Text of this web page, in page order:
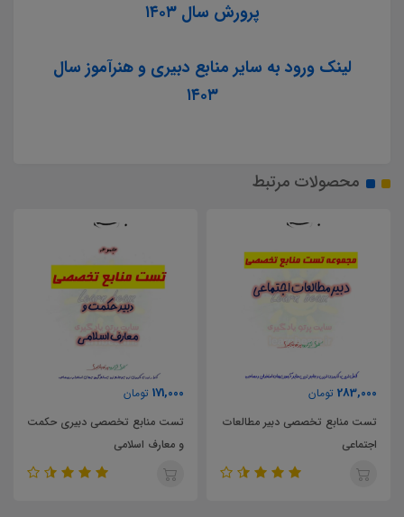
پرورش سال ۱۴۰۳
لینک ورود به سایر منابع دبیری و هنرآموز سال
۱۴۰۳
محصولات مرتبط
283,000 تومان
تست منابع تخصصی دبیر مطالعات
اجتماعی
171,000 تومان
تست منابع تخصصی دبیری حکمت
و معارف اسلامی